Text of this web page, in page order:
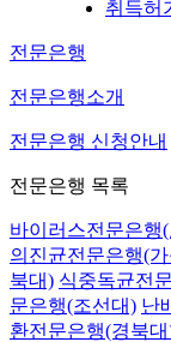
취득허
전문은행
전문은행소개
전문은행 신청안내
전문은행 목록
바이러스전문은행
의진균전문은행(
북대) 식중독균전
문은행(조선대) 난
환전문은행(경북